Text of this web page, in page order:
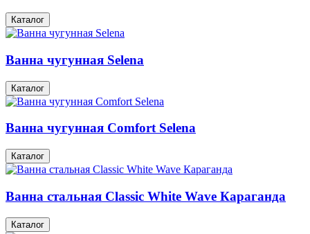
Каталог
Ванна чугунная Selena
Каталог
Ванна чугунная Сomfort Selena
Каталог
Ванна стальная Classic White Wave Караганда
Каталог